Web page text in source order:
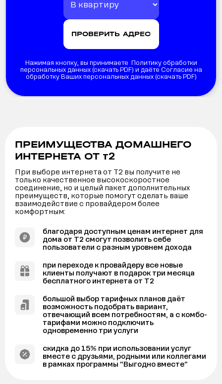
Нажимая кнопку, вы принимаете Политику обработки
персональных данных (скачать PDF) и даёте Согласие на
обработку Ваших персональных данных (скачать PDF)
ПРЕИМУЩЕСТВА ДОМАШНЕГО
ИНТЕРНЕТА ОТ т2
При выборе интернета от Т2 вы получите не
только качественное высокоскоростное
соединение, но и целый пакет дополнительных
преимуществ, которые помогут сделать ваше
взаимодействие с провайдером более
комфортным:
благодаря доступным ценам интернет для
дома от Т2 смогут позволить себе
пользователи с разным уровнем дохода
при переходе к провайдеру все новые
клиенты получают в подарок три месяца
бесплатного интернета от Т2
большой выбор тарифных планов даёт
возможность подобрать вариант,
отвечающий всем потребностям, а с комбо-
тарифами можно подключить
одновременно три услуги
скидка до 15% при использовании услуг
вместе с друзьями, родными или коллегами
в рамках программы “Выгодно вместе”